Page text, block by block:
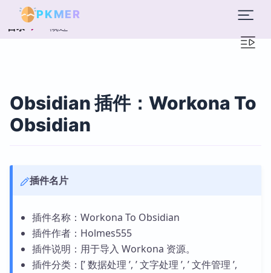
PKMER
目录 概述
Obsidian 插件：Workona To
Obsidian
插件名片
插件名称：Workona To Obsidian
插件作者：Holmes555
插件说明：用于导入 Workona 资源。
插件分类：[’ 数据处理 ’, ’ 文字处理 ’, ’ 文件管理 ’,